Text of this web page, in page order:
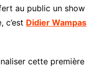
au public un show
c’est Didier Wampas
cette première